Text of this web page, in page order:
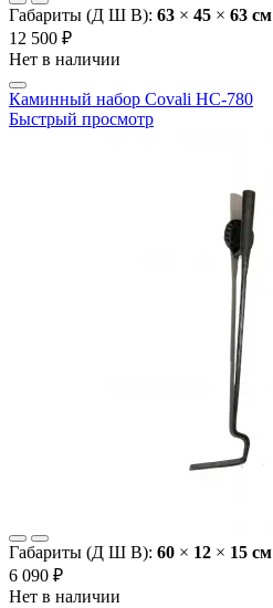
Габариты (Д Ш В): 63 × 45 × 63 cм
12 500 ₽
Нет в наличии
Каминный набор Covali HC-780
Быстрый просмотр
Габариты (Д Ш В): 60 × 12 × 15 cм
6 090 ₽
Нет в наличии